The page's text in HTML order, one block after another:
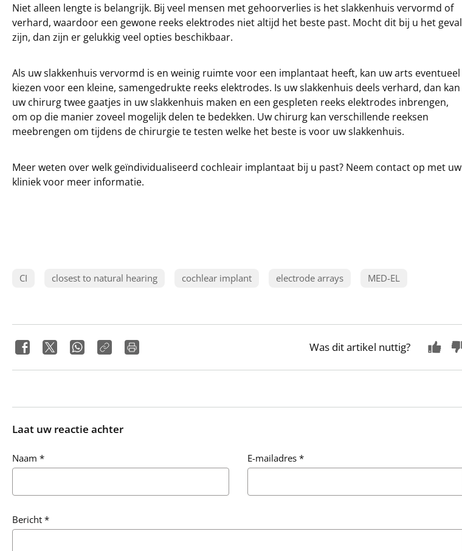
Niet alleen lengte is belangrijk. Bij veel mensen met gehoorverlies is het slakkenhuis vervormd of
verhard, waardoor een gewone reeks elektrodes niet altijd het beste past. Mocht dit bij u het geval
zijn, dan zijn er gelukkig veel opties beschikbaar.
Als uw slakkenhuis vervormd is en weinig ruimte voor een implantaat heeft, kan uw arts eventueel
kiezen voor een kleine, samengedrukte reeks elektrodes. Is uw slakkenhuis deels verhard, dan kan
uw chirurg twee gaatjes in uw slakkenhuis maken en een gespleten reeks elektrodes inbrengen,
om op die manier zoveel mogelijk delen te bedekken. Uw chirurg kan verschillende reeksen
meebrengen om tijdens de chirurgie te testen welke het beste is voor uw slakkenhuis.
Meer weten over welk geïndividualiseerd cochleair implantaat bij u past? Neem contact op met uw
kliniek voor meer informatie.
CI closest to natural hearing cochlear implant electrode arrays MED-EL
Was dit artikel nuttig?
Laat uw reactie achter
Naam * E-mailadres *
Bericht *